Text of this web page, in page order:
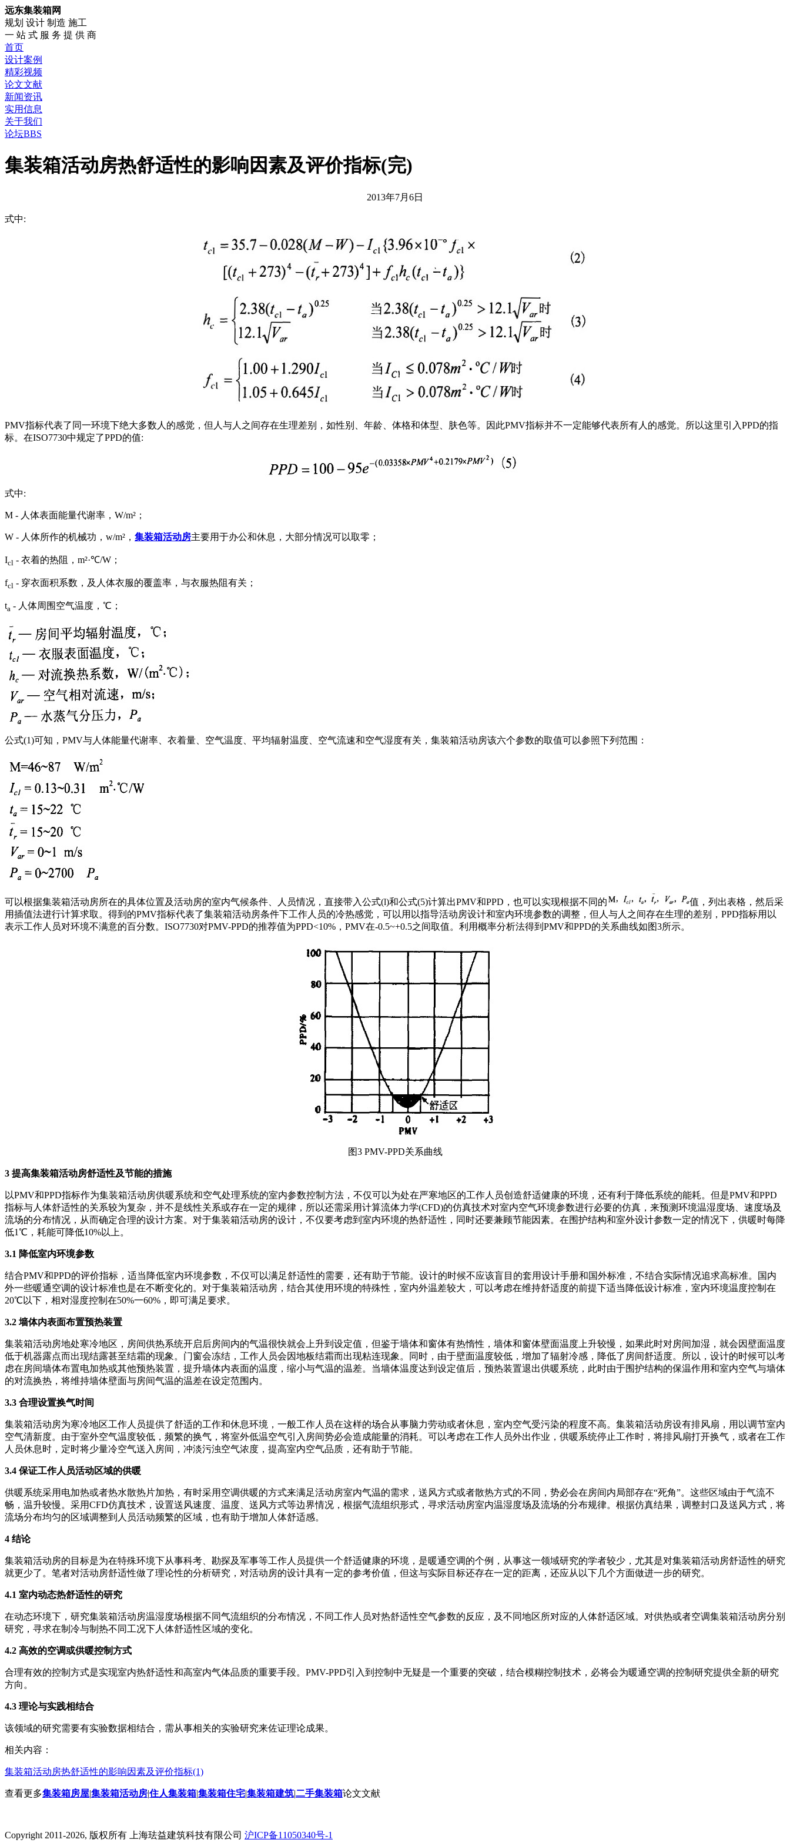
远东集装箱网
规划 设计 制造 施工
一 站 式 服 务 提 供 商
首页
设计案例
精彩视频
论文文献
新闻资讯
实用信息
关于我们
论坛BBS
集装箱活动房热舒适性的影响因素及评价指标(完)
2013年7月6日
式中:
PMV指标代表了同一环境下绝大多数人的感觉，但人与人之间存在生理差别，如性别、年龄、体格和体型、肤色等。因此PMV指标并不一定能够代表所有人的感觉。所以这里引入PPD的指
标。在ISO7730中规定了PPD的值:
式中:
M - 人体表面能量代谢率，W/m²；
W - 人体所作的机械功，w/m²， 集装箱活动房主要用于办公和休息，大部分情况可以取零；
Icl - 衣着的热阻，m²·℃/W；
fcl - 穿衣面积系数，及人体衣服的覆盖率，与衣服热阻有关；
ta - 人体周围空气温度，℃；
公式(1)可知，PMV与人体能量代谢率、衣着量、空气温度、平均辐射温度、空气流速和空气湿度有关，集装箱活动房该六个参数的取值可以参照下列范围：
可以根据集装箱活动房所在的具体位置及活动房的室内气候条件、人员情况，直接带入公式(l)和公式(5)计算出PMV和PPD，也可以实现根据不同的
值，列出表格，然后采
用插值法进行计算求取。得到的PMV指标代表了集装箱活动房条件下工作人员的冷热感觉，可以用以指导活动房设计和室内环境参数的调整，但人与人之间存在生理的差别，PPD指标用以
表示工作人员对环境不满意的百分数。ISO7730对PMV-PPD的推荐值为PPD<10%，PMV在-0.5~+0.5之间取值。利用概率分析法得到PMV和PPD的关系曲线如图3所示。
图3 PMV-PPD关系曲线
3 提高集装箱活动房舒适性及节能的措施
以PMV和PPD指标作为集装箱活动房供暖系统和空气处理系统的室内参数控制方法，不仅可以为处在严寒地区的工作人员创造舒适健康的环境，还有利于降低系统的能耗。但是PMV和PPD
指标与人体舒适性的关系较为复杂，并不是线性关系或存在一定的规律，所以还需采用计算流体力学(CFD)的仿真技术对室内空气环境参数进行必要的仿真，来预测环境温湿度场、速度场及
流场的分布情况，从而确定合理的设计方案。对于集装箱活动房的设计，不仅要考虑到室内环境的热舒适性，同时还要兼顾节能因素。在围护结构和室外设计参数一定的情况下，供暖时每降
低1℃，耗能可降低10%以上。
3.1 降低室内环境参数
结合PMV和PPD的评价指标，适当降低室内环境参数，不仅可以满足舒适性的需要，还有助于节能。设计的时候不应该盲目的套用设计手册和国外标准，不结合实际情况追求高标准。国内
外一些暖通空调的设计标准也是在不断变化的。对于集装箱活动房，结合其使用环境的特殊性，室内外温差较大，可以考虑在维持舒适度的前提下适当降低设计标准，室内环境温度控制在
20℃以下，相对湿度控制在50%一60%，即可满足要求。
3.2 墙体内表面布置预热装置
集装箱活动房地处寒冷地区，房间供热系统开启后房间内的气温很快就会上升到设定值，但鉴于墙体和窗体有热惰性，墙体和窗体壁面温度上升较慢，如果此时对房间加湿，就会因壁面温度
低于机器露点而出现结露甚至结霜的现象。门窗会冻结，工作人员会因地板结霜而出现粘连现象。同时，由于壁面温度较低，增加了辐射冷感，降低了房间舒适度。所以，设计的时候可以考
虑在房间墙体布置电加热或其他预热装置，提升墙体内表面的温度，缩小与气温的温差。当墙体温度达到设定值后，预热装置退出供暖系统，此时由于围护结构的保温作用和室内空气与墙体
的对流换热，将维持墙体壁面与房间气温的温差在设定范围内。
3.3 合理设置换气时间
集装箱活动房为寒冷地区工作人员提供了舒适的工作和休息环境，一般工作人员在这样的场合从事脑力劳动或者休息，室内空气受污染的程度不高。集装箱活动房设有排风扇，用以调节室内
空气清新度。由于室外空气温度较低，频繁的换气，将室外低温空气引入房间势必会造成能量的消耗。可以考虑在工作人员外出作业，供暖系统停止工作时，将排风扇打开换气，或者在工作
人员休息时，定时将少量冷空气送入房间，冲淡污浊空气浓度，提高室内空气品质，还有助于节能。
3.4 保证工作人员活动区域的供暖
供暖系统采用电加热或者热水散热片加热，有时采用空调供暖的方式来满足活动房室内气温的需求，送风方式或者散热方式的不同，势必会在房间内局部存在“死角”。这些区域由于气流不
畅，温升较慢。采用CFD仿真技术，设置送风速度、温度、送风方式等边界情况，根据气流组织形式，寻求活动房室内温湿度场及流场的分布规律。根据仿真结果，调整封口及送风方式，将
流场分布均匀的区域调整到人员活动频繁的区域，也有助于增加人体舒适感。
4 结论
集装箱活动房的目标是为在特殊环境下从事科考、勘探及军事等工作人员提供一个舒适健康的环境，是暖通空调的个例，从事这一领域研究的学者较少，尤其是对集装箱活动房舒适性的研究
就更少了。笔者对活动房舒适性做了理论性的分析研究，对活动房的设计具有一定的参考价值，但这与实际目标还存在一定的距离，还应从以下几个方面做进一步的研究。
4.1 室内动态热舒适性的研究
在动态环境下，研究集装箱活动房温湿度场根据不同气流组织的分布情况，不同工作人员对热舒适性空气参数的反应，及不同地区所对应的人体舒适区域。对供热或者空调集装箱活动房分别
研究，寻求在制冷与制热不同工况下人体舒适性区域的变化。
4.2 高效的空调或供暖控制方式
合理有效的控制方式是实现室内热舒适性和高室内气体品质的重要手段。PMV-PPD引入到控制中无疑是一个重要的突破，结合模糊控制技术，必将会为暖通空调的控制研究提供全新的研究
方向。
4.3 理论与实践相结合
该领域的研究需要有实验数据相结合，需从事相关的实验研究来佐证理论成果。
相关内容：
集装箱活动房热舒适性的影响因素及评价指标(1)
查看更多集装箱房屋|集装箱活动房|住人集装箱|集装箱住宅|集装箱建筑|二手集装箱论文文献
Copyright 2011-2026, 版权所有 上海珐益建筑科技有限公司 沪ICP备11050340号-1